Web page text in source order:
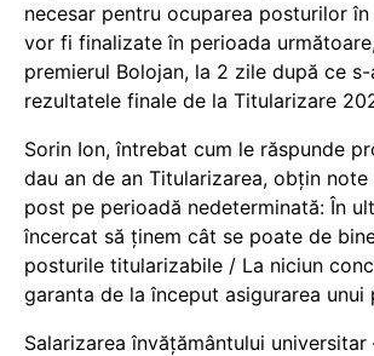
necesar pentru ocuparea posturilor
vor fi finalizate în perioada
premierul Bolojan, la 2 zile după ce
rezultatele finale de la Titularizare
Sorin Ion, întrebat cum le răspunde
dau an de an Titularizarea, obțin note
post pe perioadă nedeterminată: În
încercat să ținem cât se poate de
posturile titularizabile / La niciun
garanta de la început asigurarea unui
Salarizarea învățământului